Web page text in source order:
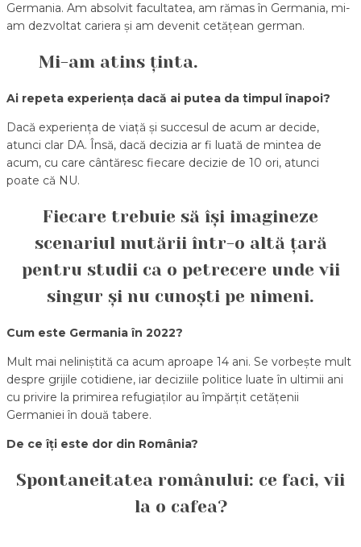
Germania. Am absolvit facultatea, am rămas în Germania, mi-
am dezvoltat cariera și am devenit cetățean german.
Mi-am atins ținta.
Ai repeta experiența dacă ai putea da timpul înapoi?
Dacă experiența de viață și succesul de acum ar decide,
atunci clar DA. Însă, dacă decizia ar fi luată de mintea de
acum, cu care cântăresc fiecare decizie de 10 ori, atunci
poate că NU.
Fiecare trebuie să își imagineze
scenariul mutării într-o altă țară
pentru studii ca o petrecere unde vii
singur și nu cunoști pe nimeni.
Cum este Germania în 2022?
Mult mai neliniștită ca acum aproape 14 ani. Se vorbește mult
despre grijile cotidiene, iar deciziile politice luate în ultimii ani
cu privire la primirea refugiaților au împărțit cetățenii
Germaniei în două tabere.
De ce îți este dor din România?
Spontaneitatea românului: ce faci, vii
la o cafea?